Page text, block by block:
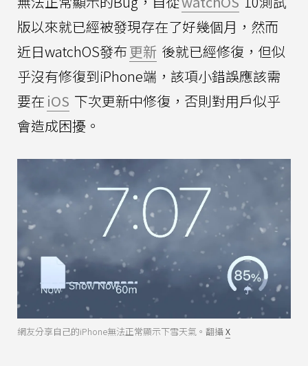
版以來就已經被發現存在了好幾個月，然而
近日watchOS發布更新 後就已經修復，但似
乎沒有修復到iPhone端，該項小錯誤應該需
要在 iOS 下次更新中修復，否則對用戶似乎
會造成困擾。
網友分享自己的iPhone無法正常顯示下雪天氣。翻攝X